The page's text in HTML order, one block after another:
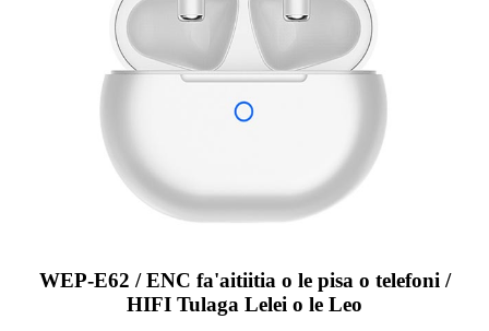
WEP-E62 / ENC fa'aitiitia o le pisa o telefoni /
HIFI Tulaga Lelei o le Leo